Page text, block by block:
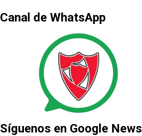
Canal de WhatsApp
Síguenos en Google News